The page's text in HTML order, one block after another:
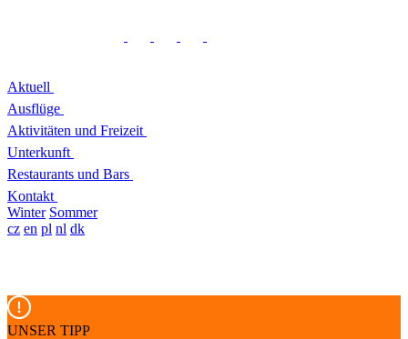
Aktuell
Ausflüge
Aktivitäten und Freizeit
Unterkunft
Restaurants und Bars
Kontakt
Winter Sommer
cz en pl nl dk
UNSER TIPP